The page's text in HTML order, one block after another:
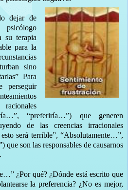
dejar de
su terapia
para la
sino
Para
perseguir
“preferiría…”) que generen
de las creencias irracionales
será terrible”, “Absolutamente…”,
son las responsables de causarnos
¿Por qué? ¿Dónde está escrito que
la preferencia? ¿No es mejor,